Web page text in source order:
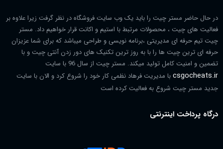
در حال حاضر مستر چیت را باید یک وب سایت فروشگاه در نظر گرفت زیرا علاوه بر
فعالیت های چیت ، محصولات مرتبط با استیم و اکانت قرار خواهیم داد. مستر
چیت تیم حرفه ای مدیریتی ،برنامه نویسی و طراحی میباشد که برای شما عزیزان
حرفه ای ترین چیت ها را با به روز ترین تکنیک های دور زدن آنتی چیت و با
تضمین و امنیت کامل تولید میکند. مستر چیت از سال 96 با سایت
csgocheats.irبا مدیریت فرهاد نظمی کار خود را شروع کرد و الان با سایت
جدید مستر چیت شروع به فعالیت کرده است
درگاه پرداخت اینترنتی